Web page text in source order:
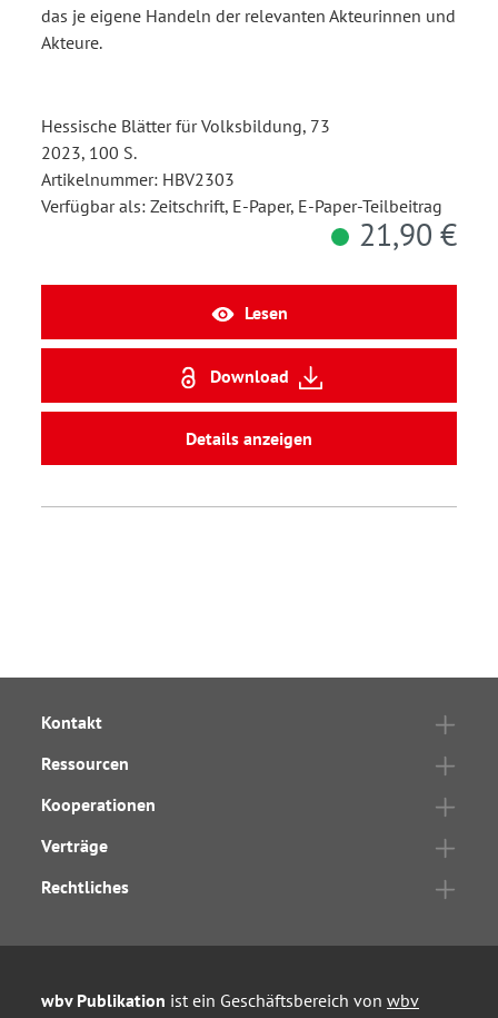
das je eigene Handeln der relevanten Akteurinnen und
Akteure.
Hessische Blätter für Volksbildung, 73
2023, 100 S.
Artikelnummer: HBV2303
Verfügbar als: Zeitschrift, E-Paper, E-Paper-Teilbeitrag
21,90 €
Lesen
Download
Details anzeigen
Kontakt
Ressourcen
Kooperationen
Verträge
Rechtliches
wbv Publikation ist ein Geschäftsbereich von wbv